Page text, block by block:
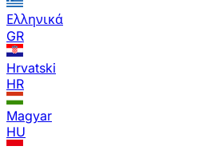
Ελληνικά
GR
Hrvatski
HR
Magyar
HU